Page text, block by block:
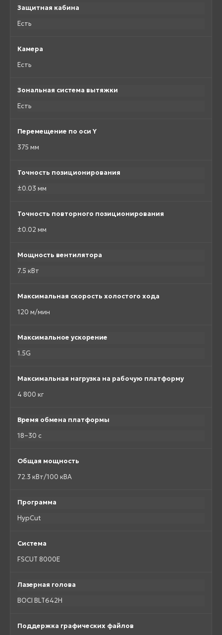
Защитная кабина
Есть
Камера
Есть
Зональная система вытяжки
Есть
Перемещение по оси Y
375 мм
Точность позиционирования
±0.03 мм
Точность повторного позиционирования
±0.02 мм
Мощность вентилятора
7.5 кВт
Максимальная скорость холостого хода
120 м/мин
Максимальное ускорение
1.5G
Максимальная нагрузка на рабочую платформу
4 800 кг
Время обмена платформы
18–30 с
Общая мощность
72.3 кВт/100 кВА
Программа
HypCut
Система
FSCUT 8000E
Лазерная голова
BOCI BLT642H
Поддержка графических файлов